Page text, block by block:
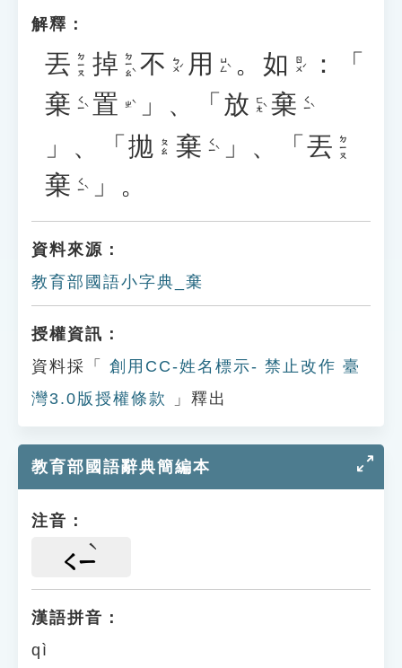
解釋：
丟 ㄉㄧㄡ 掉 ㄉㄧㄠˋ 不 ㄅㄨˊ 用 ㄩㄥˋ 。 如 ㄖㄨˊ
：「
棄 ㄑㄧˋ 置 ㄓˋ 」、「 放 ㄈㄤˋ 棄 ㄑㄧˋ
」、「 拋 ㄆㄠ 棄 ㄑㄧˋ 」、「 丟 ㄉㄧㄡ
棄 ㄑㄧˋ 」。
資料來源：
教育部國語小字典_棄
授權資訊：
資料採「
創用CC-姓名標示- 禁止改作 臺
灣3.0版授權條款
」釋出
教育部國語辭典簡編本
注音：
ㄑㄧ
漢語拼音：
qì